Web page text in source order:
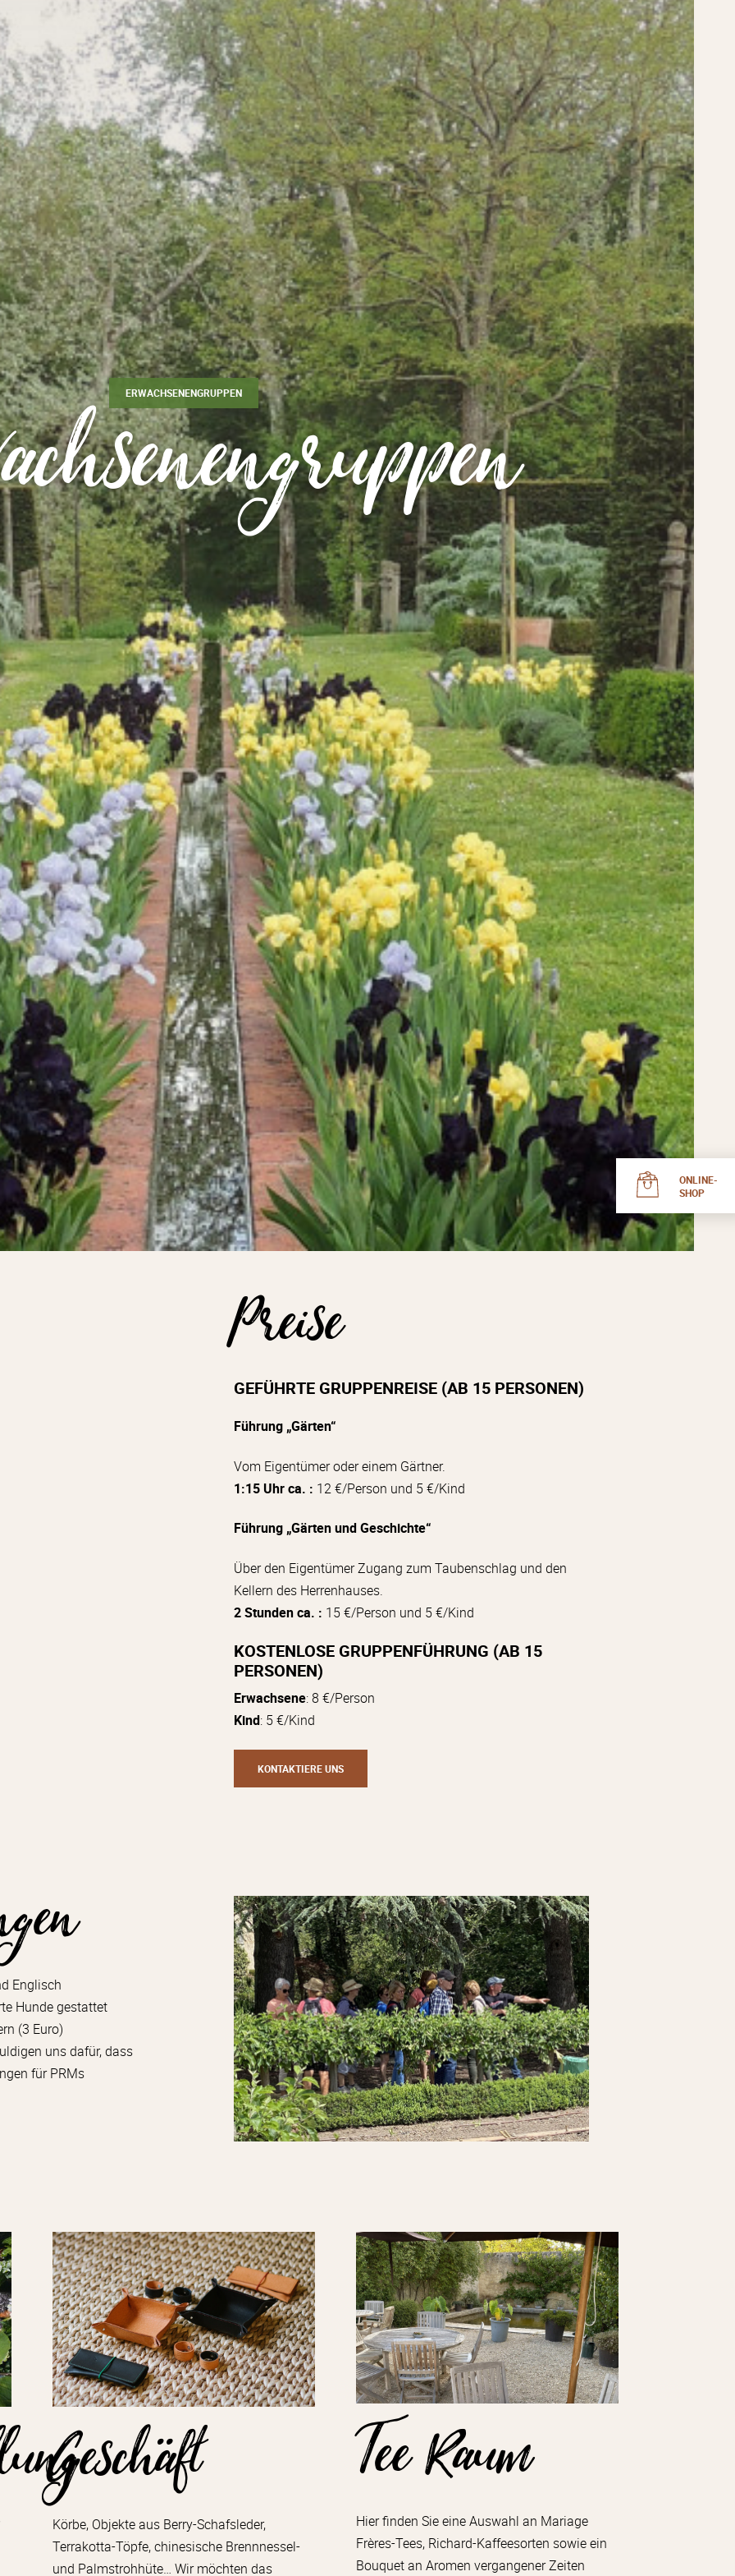
ONLINE-
SHOP
ERWACHSENENGRUPPEN
Preise
GEFÜHRTE GRUPPENREISE (AB 15 PERSONEN)
Führung „Gärten“
Vom Eigentümer oder einem Gärtner.
1:15 Uhr ca. : 12 €/Person und 5 €/Kind
Führung „Gärten und Geschichte“
Über den Eigentümer Zugang zum Taubenschlag und den
Kellern des Herrenhauses.
2 Stunden ca. : 15 €/Person und 5 €/Kind
KOSTENLOSE GRUPPENFÜHRUNG (AB 15
PERSONEN)
Erwachsene: 8 €/Person
Kind: 5 €/Kind
KONTAKTIERE UNS
Englisch
Hunde gestattet
(3 Euro)
uns dafür, dass
für PRMs
Geschäft
Körbe, Objekte aus Berry-Schafsleder,
Terrakotta-Töpfe, chinesische Brennnessel-
und Palmstrohhüte… Wir möchten das
Tee Raum
Hier finden Sie eine Auswahl an Mariage
Frères-Tees, Richard-Kaffeesorten sowie ein
Bouquet an Aromen vergangener Zeiten